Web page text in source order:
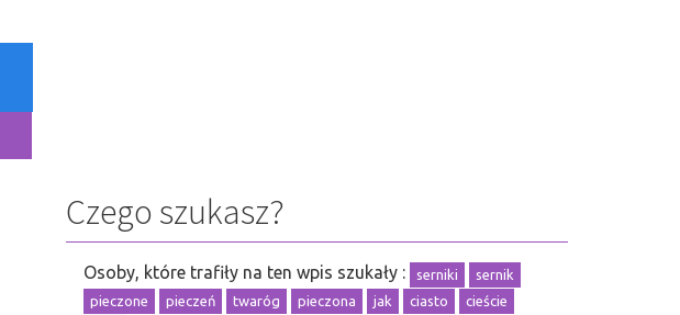
Czego szukasz?
Osoby, które trafiły na ten wpis szukały : serniki
sernik
pieczone
pieczeń twaróg pieczona jak ciasto
cieście